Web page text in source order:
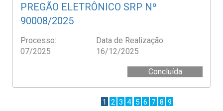
PREGÃO ELETRÔNICO SRP Nº
90008/2025
Processo:
07/2025
Data de Realização:
16/12/2025
Concluída
1 2 3 4 5 6 7 8 9